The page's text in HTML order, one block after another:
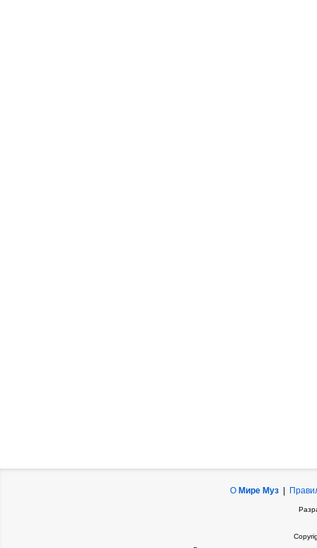
О Мире Муз|